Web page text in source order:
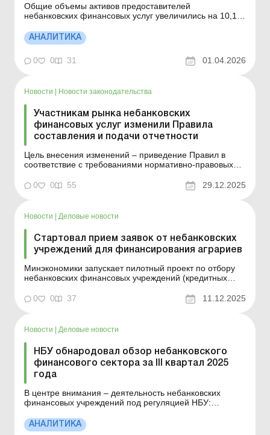
Общие объемы активов предоставителей
небанковских финансовых услуг увеличились на 10,1
годовом исчислении (г/г). Так что доля небанковских
финансовых учреждений под надзором НБУ в активах
финансового сектора несколько снизилась и достигла
исторически...
АНАЛИТИКА
0 0 31 01.04.2026
Новости | Новости законодательства
Участникам рынка небанковских
финансовых услуг изменили Правила
составления и подачи отчетности
Цель внесения изменений – приведение Правил в
соответствие с требованиями нормативно-правовых
кредитных союзов, страховщиков, финансовых
компаний и ломбардов. Больше по теме: Получение
РРО/ПРРО? ...
0 0 55 29.12.2025
Новости Деловые новости
Стартовал прием заявок от небанковских
учреждений для финансирования аграриев
Минэкономики запускает пилотный проект по отбору
небанковских финансовых учреждений (кредитных
агропроизводителей. Рассмотрим подробнее в этом
сельхозтоваропроизводст...
0 0 37 11.12.2025
Новости Деловые новости
НБУ обнародовал обзор небанковского
финансового сектора за ІІІ квартал 2025
года
В центре внимания – деятельность небанковских
финансовых учреждений под регуляцией НБУ:
компаний и ломбардов. Обзор освещает ключевые
тенденции небанковского финансового рынка и
АНАЛИТИКА